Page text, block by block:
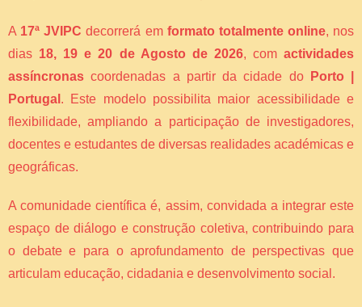
A 17ª JVIPC decorrerá em formato totalmente online, nos
dias 18, 19 e 20 de Agosto de 2026, comactividades
assíncronas coordenadas a partir da cidade do
Porto |
Portugal . Este modelo possibilita maior acessibilidade e
flexibilidade, ampliando a participação de investigadores,
docentes e estudantes de diversas realidades académicas e
geográficas.
A comunidade científica é, assim, convidada a integrar este
espaço de diálogo e construção coletiva, contribuindo para
o debate e para o aprofundamento de perspectivas que
articulam educação, cidadania e desenvolvimento social.